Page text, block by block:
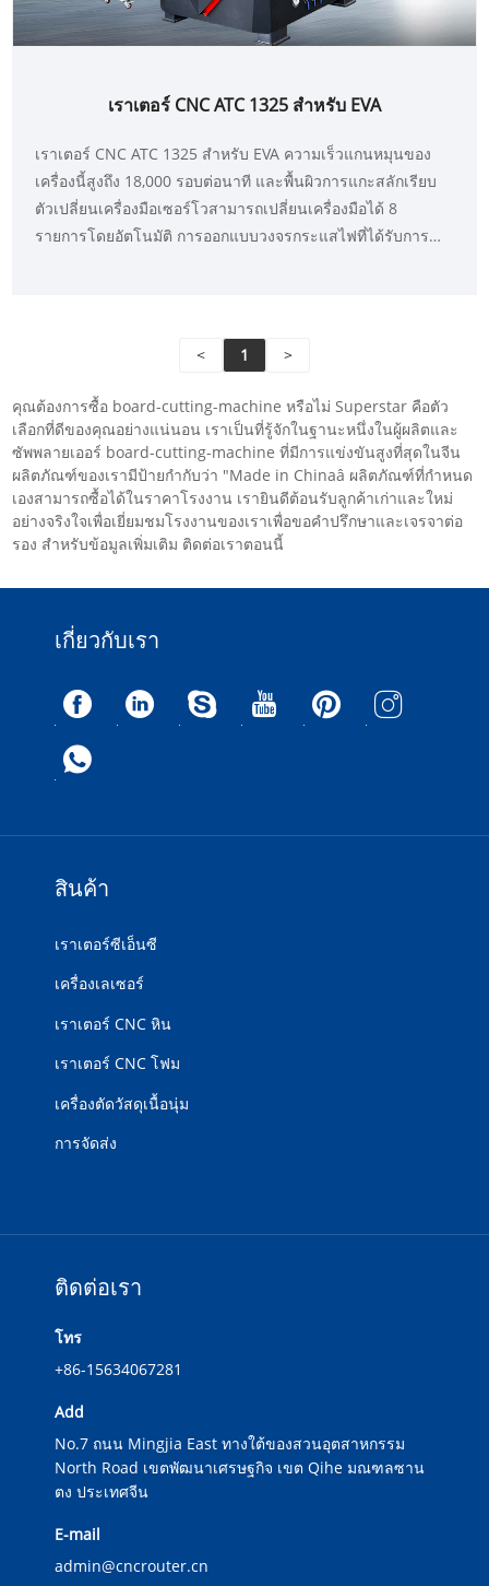
เราเตอร์ CNC ATC 1325 สำหรับ EVA
เราเตอร์ CNC ATC 1325 สำหรับ EVA ความเร็วแกนหมุนของ
เครื่องนี้สูงถึง 18,000 รอบต่อนาที และพื้นผิวการแกะสลักเรียบ
ตัวเปลี่ยนเครื่องมือเซอร์โวสามารถเปลี่ยนเครื่องมือได้ 8
รายการโดยอัตโนมัติ การออกแบบวงจรกระแสไฟที่ได้รับการ
<
1 >
คุณต้องการซื้อ board-cutting-machine หรือไม่ Superstar คือตัว
เลือกที่ดีของคุณอย่างแน่นอน เราเป็นที่รู้จักในฐานะหนึ่งในผู้ผลิตและ
ซัพพลายเออร์ board-cutting-machine ที่มีการแข่งขันสูงที่สุดในจีน
ผลิตภัณฑ์ของเรามีป้ายกำกับว่า "Made in Chinaâ ผลิตภัณฑ์ที่กำหนด
เองสามารถซื้อได้ในราคาโรงงาน เรายินดีต้อนรับลูกค้าเก่าและใหม่
อย่างจริงใจเพื่อเยี่ยมชมโรงงานของเราเพื่อขอคำปรึกษาและเจรจาต่อ
รอง สำหรับข้อมูลเพิ่มเติม ติดต่อเราตอนนี้
เกี่ยวกับเรา
สินค้า
เราเตอร์ซีเอ็นซี
เครื่องเลเซอร์
เราเตอร์ CNC หิน
เราเตอร์ CNC โฟม
เครื่องตัดวัสดุเนื้อนุ่ม
การจัดส่ง
ติดต่อเรา
โทร
+86-15634067281
Add
No.7 ถนน Mingjia East ทางใต้ของสวนอุตสาหกรรม
North Road เขตพัฒนาเศรษฐกิจ เขต Qihe มณฑลซาน
ตง ประเทศจีน
E-mail
admin@cncrouter.cn